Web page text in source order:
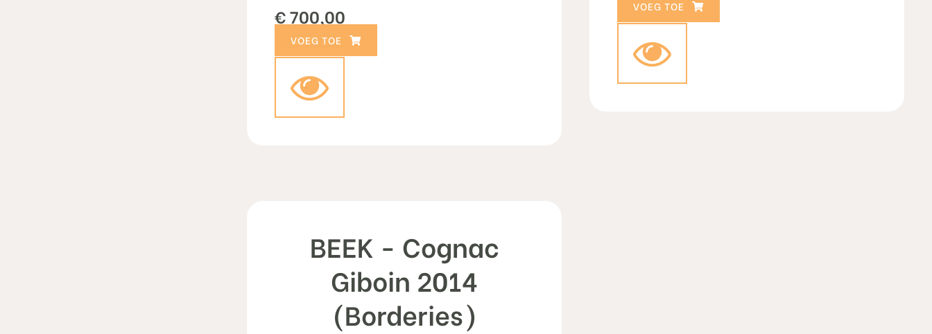
€700,00
BEEK - Cognac
Giboin 2014
(Borderies)